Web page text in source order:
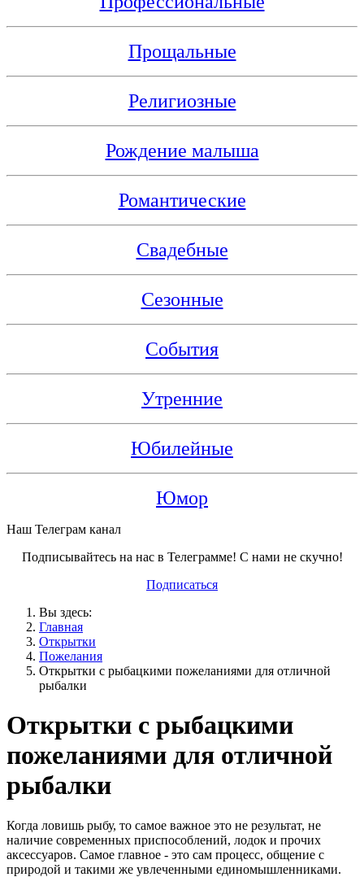
Прощальные
Религиозные
Рождение малыша
Романтические
Свадебные
Сезонные
События
Утренние
Юбилейные
Юмор
Наш Телеграм канал
Подписывайтесь на нас в Телеграмме! С нами не скучно!
Подписаться
Вы здесь:
Главная
Открытки
Пожелания
Открытки с рыбацкими пожеланиями для отличной
рыбалки
Открытки с рыбацкими
пожеланиями для отличной
рыбалки
Когда ловишь рыбу, то самое важное это не результат, не
наличие современных приспособлений, лодок и прочих
аксессуаров. Самое главное - это сам процесс, общение с
природой и такими же увлеченными единомышленниками.